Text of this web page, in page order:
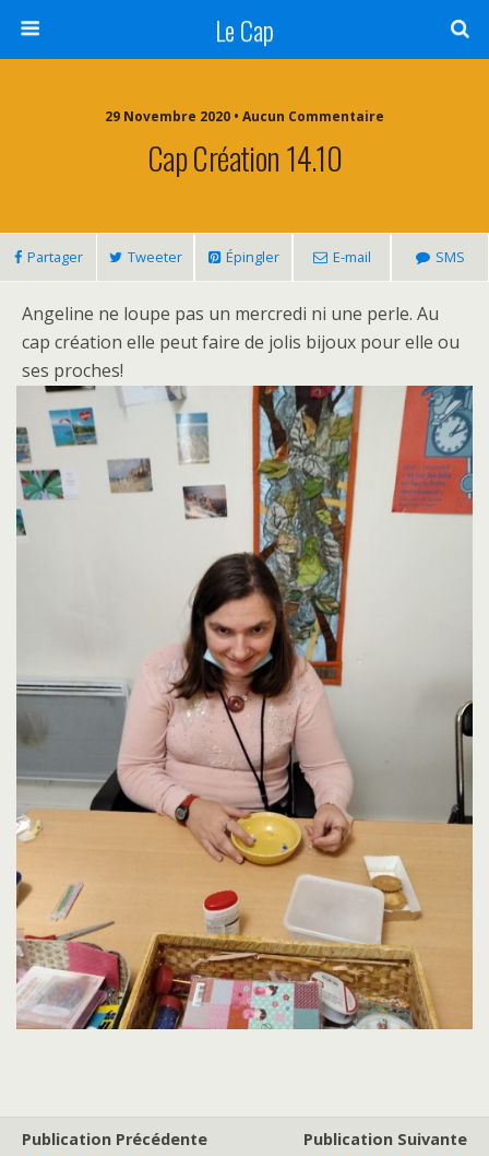
Le Cap
29 Novembre 2020 • Aucun Commentaire
Cap Création 14.10
Partager Tweeter Épingler E-mail SMS
Angeline ne loupe pas un mercredi ni une perle. Au
cap création elle peut faire de jolis bijoux pour elle ou
ses proches!
Publication Précédente
Publication Suivante